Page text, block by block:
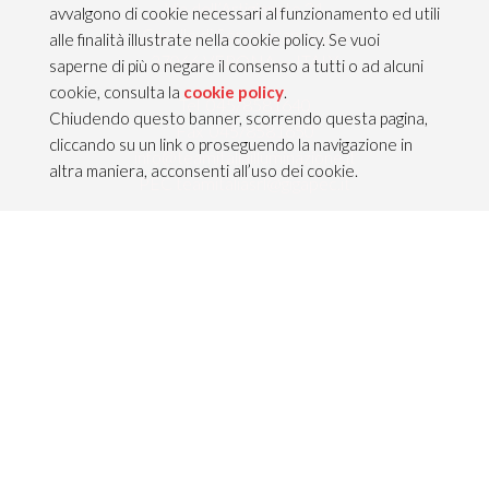
Via dell’Artigianato 21
Caselle di Sommacampagna
37066 VERONA — ITALY
Tel 045/8581640
Fax 045/8581650
info@teamitaliailluminazione.it
PEC teamitaliasrl@gigapec.it
avvalgono di cookie necessari al funzionamento ed utili
alle finalità illustrate nella cookie policy. Se vuoi
saperne di più o negare il consenso a tutti o ad alcuni
cookie, consulta la cookie policy.
Chiudendo questo banner, scorrendo questa pagina,
cliccando su un link o proseguendo la navigazione in
altra maniera, acconsenti all’uso dei cookie.